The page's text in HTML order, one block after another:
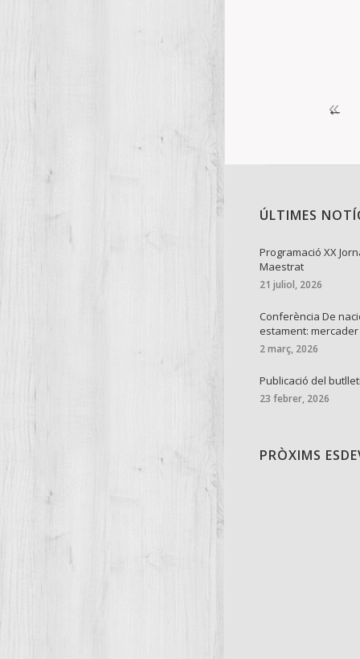
←
ÚLTIMES
Programació XX
Maestrat
21 juliol, 2026
Conferència De
estament: mercader
2 març, 2026
Publicació del
23 febrer, 2026
PRÒXIMS